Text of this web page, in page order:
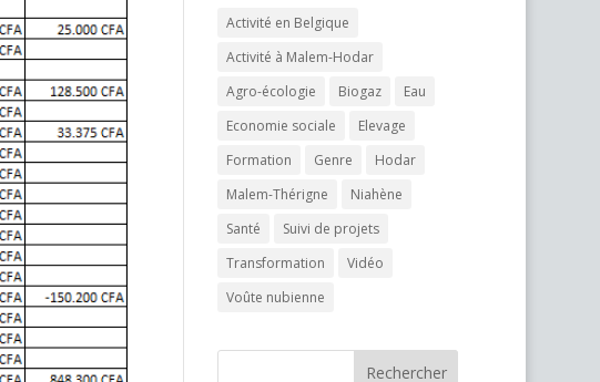
Activité en Belgique
Activité à Malem-Hodar
Agro-écologie
Biogaz
Eau
Economie sociale
Elevage
Formation
Genre
Hodar
Malem-Thérigne
Niahène
Santé
Suivi de projets
Transformation
Vidéo
Voûte nubienne